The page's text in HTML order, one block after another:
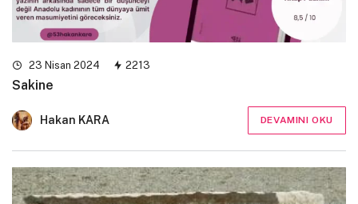
23 Nisan 2024 2213
Sakine
Hakan KARA DEVAMINI OKU